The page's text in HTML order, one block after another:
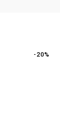
- 20%